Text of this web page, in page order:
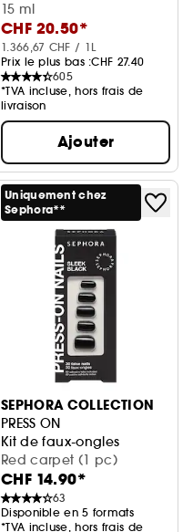
15 ml
CHF 20.50*
1.366,67 CHF / 1L
Prix le plus bas :CHF 27.40
605
*TVA incluse, hors frais de
livraison
Ajouter
Uniquement chez
Sephora**
SEPHORA COLLECTION
PRESS ON
Kit de faux-ongles
Red carpet (1 pc)
CHF 14.90*
63
Disponible en 5 formats
*TVA incluse, hors frais de